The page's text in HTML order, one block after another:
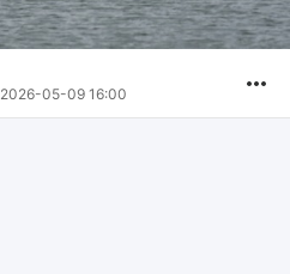
2026-05-09 16:00